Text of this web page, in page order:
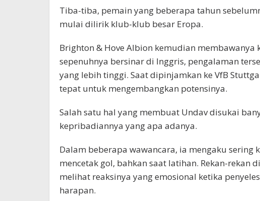
Tiba-tiba, pemain yang beberapa tahun
mulai dilirik klub-klub besar Eropa.
Brighton & Hove Albion kemudian membawanya
sepenuhnya bersinar di Inggris, pengalaman
yang lebih tinggi. Saat dipinjamkan ke VfB
tepat untuk mengembangkan potensinya.
Salah satu hal yang membuat Undav disukai
kepribadiannya yang apa adanya.
Dalam beberapa wawancara, ia mengaku
mencetak gol, bahkan saat latihan. Rekan-rekan
melihat reaksinya yang emosional ketika
harapan.